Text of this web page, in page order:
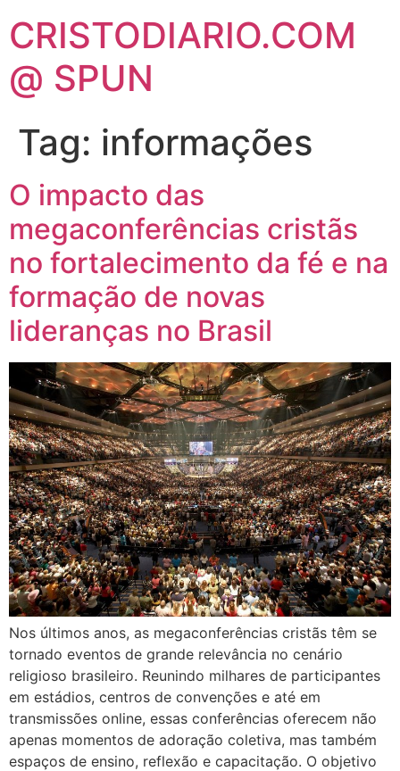
CRISTODIARIO.COM
@ SPUN
Tag: informações
O impacto das
megaconferências cristãs
no fortalecimento da fé e na
formação de novas
lideranças no Brasil
Nos últimos anos, as megaconferências cristãs têm se
tornado eventos de grande relevância no cenário
religioso brasileiro. Reunindo milhares de participantes
em estádios, centros de convenções e até em
transmissões online, essas conferências oferecem não
apenas momentos de adoração coletiva, mas também
espaços de ensino, reflexão e capacitação. O objetivo